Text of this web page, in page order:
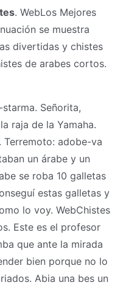
. WebLos Mejores
se muestra
divertidas y chistes
de arabes cortos.
Señorita,
raja de la Yamaha.
Terremoto: adobe-va
un árabe y un
se roba 10 galletas
estas galletas y
lo voy. WebChistes
Este es el profesor
que ante la mirada
bien porque no lo
Abia una bes un